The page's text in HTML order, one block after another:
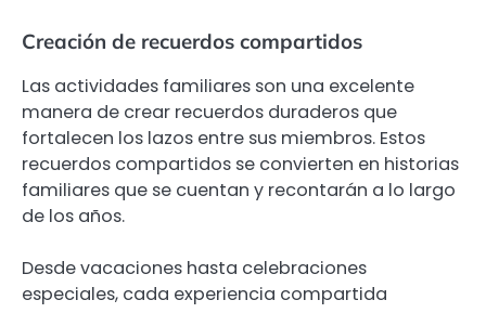
Creación de recuerdos compartidos
Las actividades familiares son una excelente
manera de crear recuerdos duraderos que
fortalecen los lazos entre sus miembros. Estos
recuerdos compartidos se convierten en historias
familiares que se cuentan y recontarán a lo largo
de los años.
Desde vacaciones hasta celebraciones
especiales, cada experiencia compartida